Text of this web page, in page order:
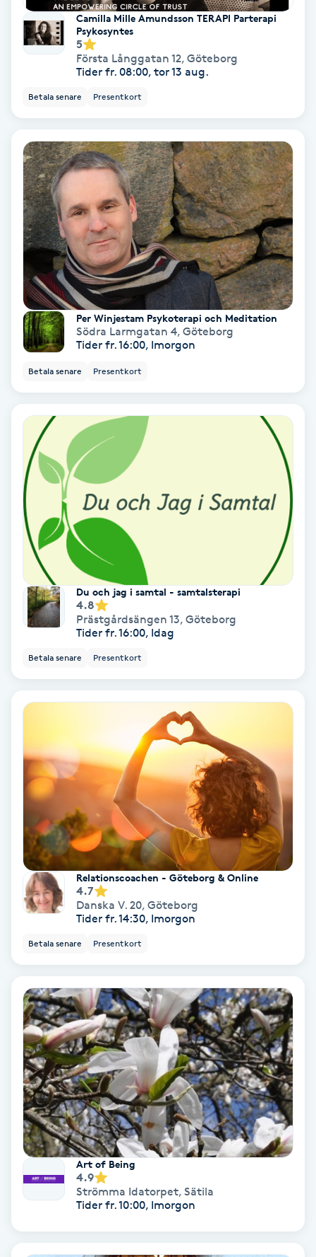
Lashlift Keratin
Liktornar
LPG
LPG-behandling
LPG-massage
Luggklippning
Lymfmassage
Makeup
Manikyr & Pedikyr
Massage
Medial vägledning
Medicinsk massage
Meditation
Medium
Mesoterapi
MicroPen
Microshading
Mixfransar
Nagelförlängning
Nagelförlängning akryl
Nagelförlängning gelé
Nagelförlängning glasfiber
Nagelförlängning silke
Nagelförstärkning
Nagelklippning
Camilla Mille Amundsson TERAPI Parterapi
Psykosyntes
5
Första Långgatan 12, Göteborg
Tider fr. 08:00, tor 13 aug.
Betala senare Presentkort
Per Winjestam Psykoterapi och Meditation
Södra Larmgatan 4, Göteborg
Tider fr. 16:00, Imorgon
Betala senare Presentkort
Du och jag i samtal - samtalsterapi
4.8
Prästgårdsängen 13, Göteborg
Tider fr. 16:00, Idag
Betala senare Presentkort
Relationscoachen - Göteborg & Online
4.7
Danska V. 20, Göteborg
Tider fr. 14:30, Imorgon
Betala senare Presentkort
Art of Being
4.9
Strömma Idatorpet, Sätila
Tider fr. 10:00, Imorgon